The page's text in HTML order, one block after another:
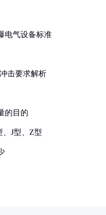
电气设备标准
击要求解析
的目的
J型、Z型